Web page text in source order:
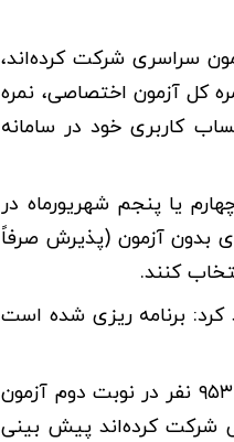
سراسری شرکت کرده‌اند،
کل آزمون اختصاصی، نمره
کاربری خود در سامانه
ملاک عمل انتخاب رشته آزمون سراسری سال ۱۴۰۴ در روزهای چهارم یا پنجم شهریورماه در
و ثبت نام رشته‌های بدون آزمون (پذیرش صرفاً
کشور با اشاره به زمان بندی انتخاب رشته کنکور سراسری ۱۴۰۴ تاکید کرد: برنامه ریزی شده است
محمدی گفت: تعداد ۹۵۷ هزار و ۷۹۸ نفر در نوبت اول آزمون سراسری سال ۱۴۰۴ و تعداد ۸۲۲ هزار و ۹۵۳ نفر در نوبت دوم آزمون
شرکت کرده‌اند پیش بینی